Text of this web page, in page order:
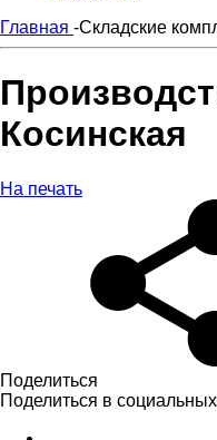
Главная -Складские
Косинская
На печать
Поделиться
Поделиться в